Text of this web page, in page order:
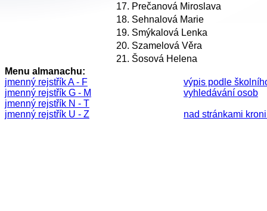
17. Prečanová Miroslava
18. Sehnalová Marie
19. Smýkalová Lenka
20. Szamelová Věra
21. Šosová Helena
Menu almanachu:
jmenný rejstřík A - F
jmenný rejstřík G - M
jmenný rejstřík N - T
jmenný rejstřík U - Z
výpis podle
vyhledávání osob
nad stránkami